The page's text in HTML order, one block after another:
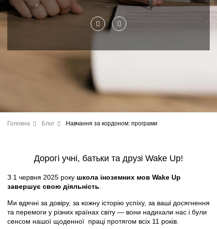
..
Головна Блог Навчання за кордоном: програми
Дорогі учні, батьки та друзі Wake Up!
З 1 червня 2025 року школа іноземних мов Wake Up
завершує свою діяльність
Ми вдячні за довіру, за кожну історію успіху, за ваші досягнення
та перемоги у різних країнах світу — вони надихали нас і були
сенсом нашої щоденної праці протягом всіх 11 років.